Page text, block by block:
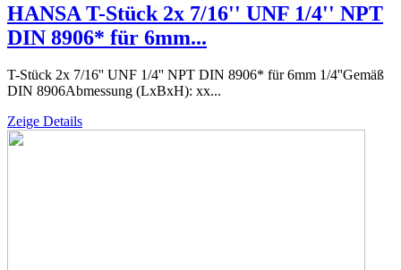
HANSA T-Stück 2x 7/16'' UNF 1/4'' NPT
DIN 8906* für 6mm...
T-Stück 2x 7/16'' UNF 1/4'' NPT DIN 8906* für 6mm 1/4''Gemäß
DIN 8906Abmessung (LxBxH): xx...
Zeige Details